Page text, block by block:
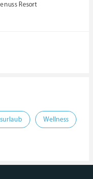
Resort
Wellness